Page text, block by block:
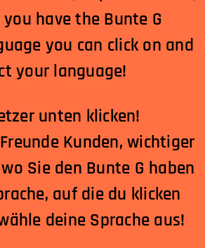
have the Bunte G
you can click on and
your language!
unten klicken!
Kunden, wichtiger
Sie den Bunte G haben
auf die du klicken
deine Sprache aus!